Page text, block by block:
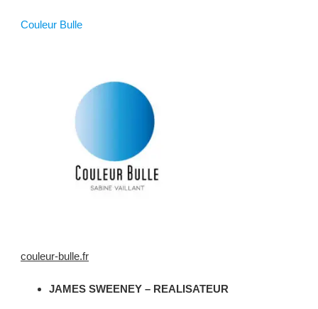
Couleur Bulle
couleur-bulle.fr
JAMES SWEENEY – REALISATEUR